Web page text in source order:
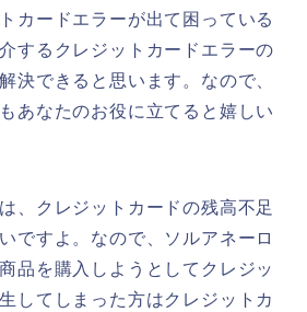
カードエラーが出て困っている
するクレジットカードエラーの
決できると思います。なので、
あなたのお役に立てると嬉しい
、クレジットカードの残高不足
ですよ。なので、ソルアネーロ
品を購入しようとしてクレジッ
してしまった方はクレジットカ